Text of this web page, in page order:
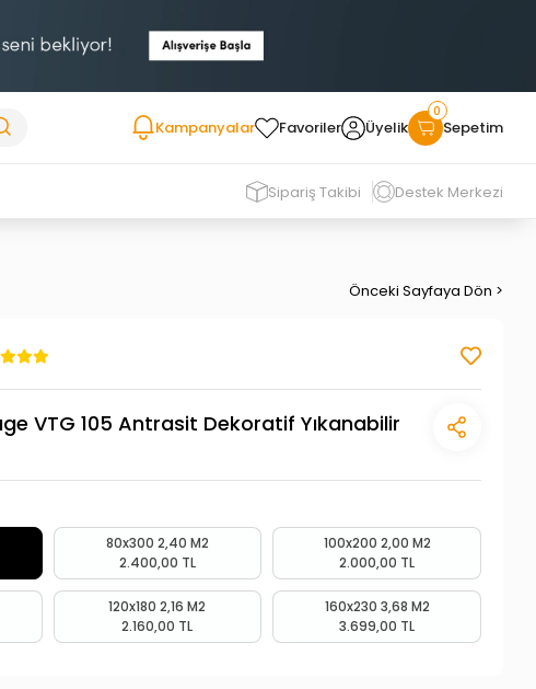
Kampanyalar Favoriler Üyelik
0
Sepetim
Sipariş Takibi Destek Merkezi
Önceki Sayfaya Dön >
VTG 105 Antrasit Dekoratif Yıkanabilir
80x300 2,40 M2
2.400,00 TL
100x200 2,00 M2
2.000,00 TL
120x180 2,16 M2
2.160,00 TL
160x230 3,68 M2
3.699,00 TL